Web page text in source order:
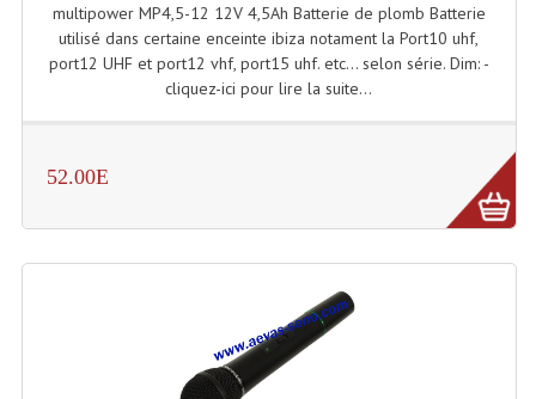
Système Visite Guidée
Sonorisation Securité EN-54
Angle AG29 Structure Contest
Angle DECO22Q Structure Contest
Angle DECOTRI Structure Contest
multipower MP4,5-12 12V 4,5Ah Batterie de plomb Batterie
utilisé dans certaine enceinte ibiza notament la Port10 uhf,
port12 UHF et port12 vhf, port15 uhf. etc... selon série. Dim: -
cliquez-ici pour lire la suite...
52.00E